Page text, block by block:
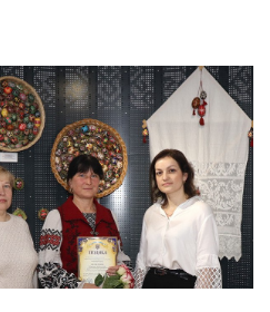
центр